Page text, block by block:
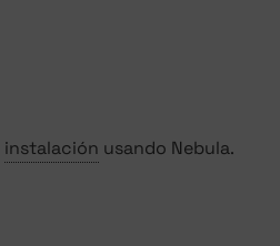
instalación usando Nebula.